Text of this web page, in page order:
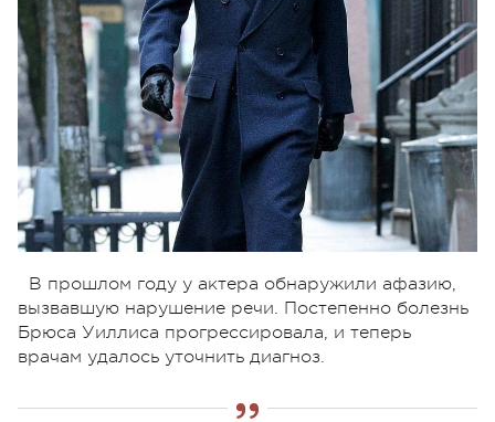
В прошлом году у актера обнаружили афазию,
вызвавшую нарушение речи. Постепенно болезнь
Брюса Уиллиса прогрессировала, и теперь
врачам удалось уточнить диагноз.